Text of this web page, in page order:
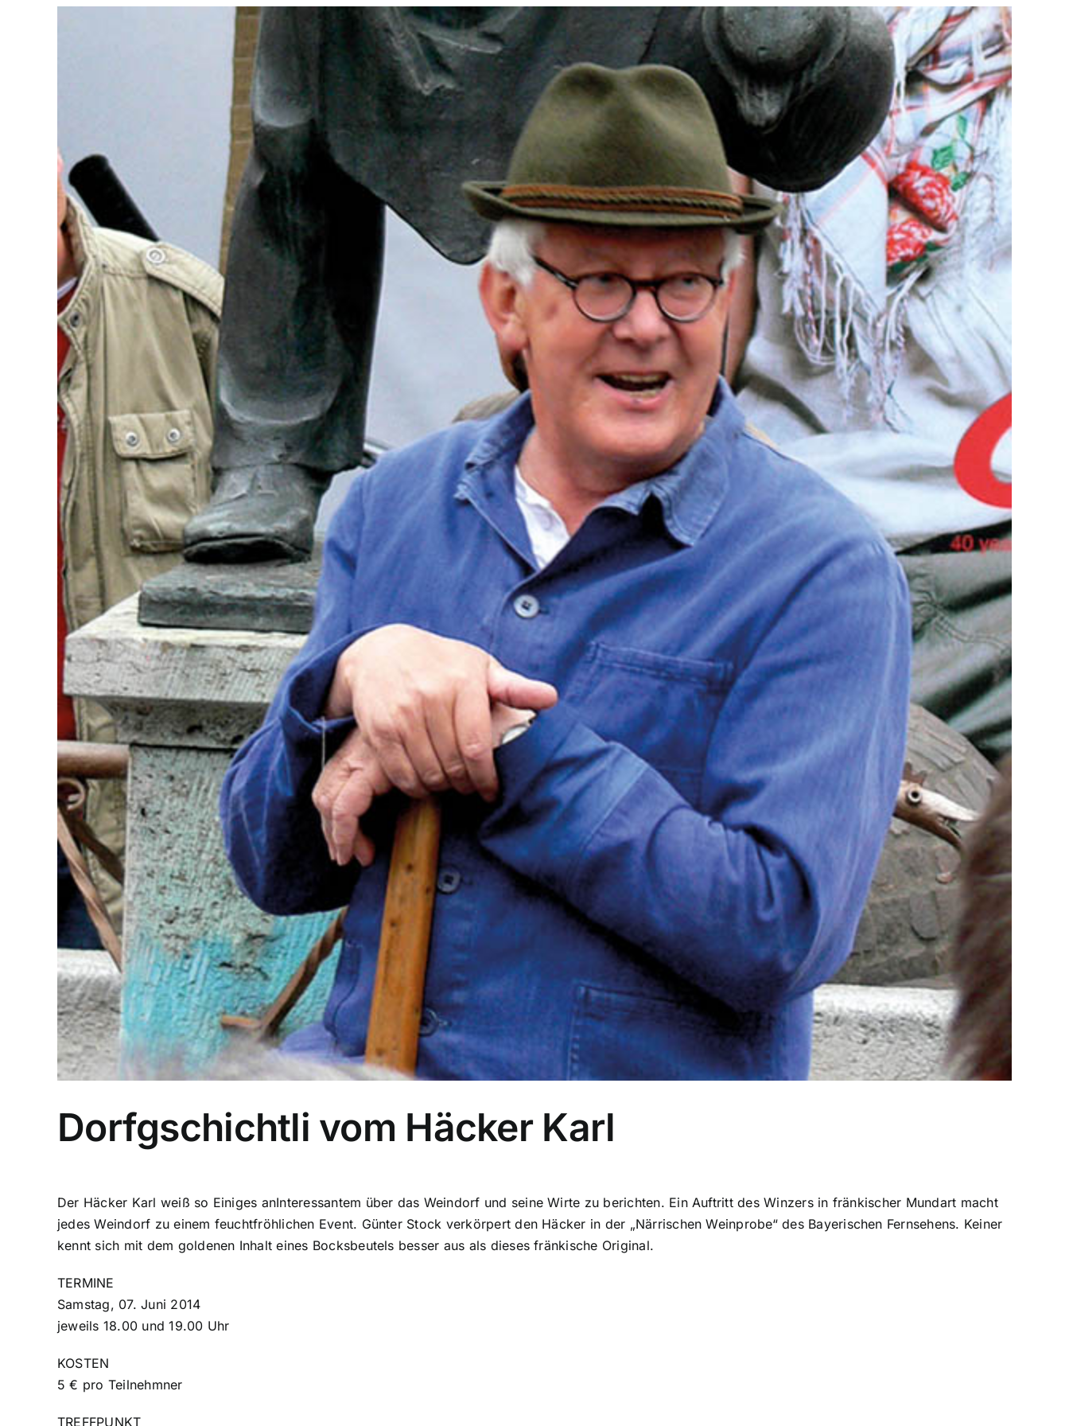
Dorfgschichtli vom Häcker Karl
Der Häcker Karl weiß so Einiges anInteressantem über das Weindorf und seine Wirte zu berichten. Ein Auftritt des Winzers in fränkischer Mundart macht
jedes Weindorf zu einem feuchtfröhlichen Event. Günter Stock verkörpert den Häcker in der „Närrischen Weinprobe“ des Bayerischen Fernsehens. Keiner
kennt sich mit dem goldenen Inhalt eines Bocksbeutels besser aus als dieses fränkische Original.
TERMINE
Samstag, 07. Juni 2014
jeweils 18.00 und 19.00 Uhr
KOSTEN
5 € pro Teilnehmner
TREFFPUNKT